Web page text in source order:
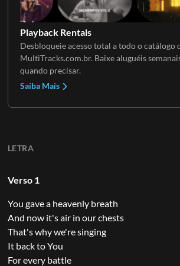
Playback Rentals
Desbloqueie acesso total a todo o catálogo
MultiTracks.com.br. Baixe aluguéis
quando precisar.
Saiba Mais
LETRA
Verso 1
You gave a heavenly breath
And now it's air in our chests
That's why we're singing
It back to You
For every battle